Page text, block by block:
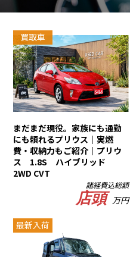
買取車
まだまだ現役。家族にも通勤
にも頼れるプリウス｜実燃
費・収納力もご紹介｜プリウ
ス 1.8S ハイブリッド
2WD CVT
諸経費込総額
店頭 万円
最新入荷